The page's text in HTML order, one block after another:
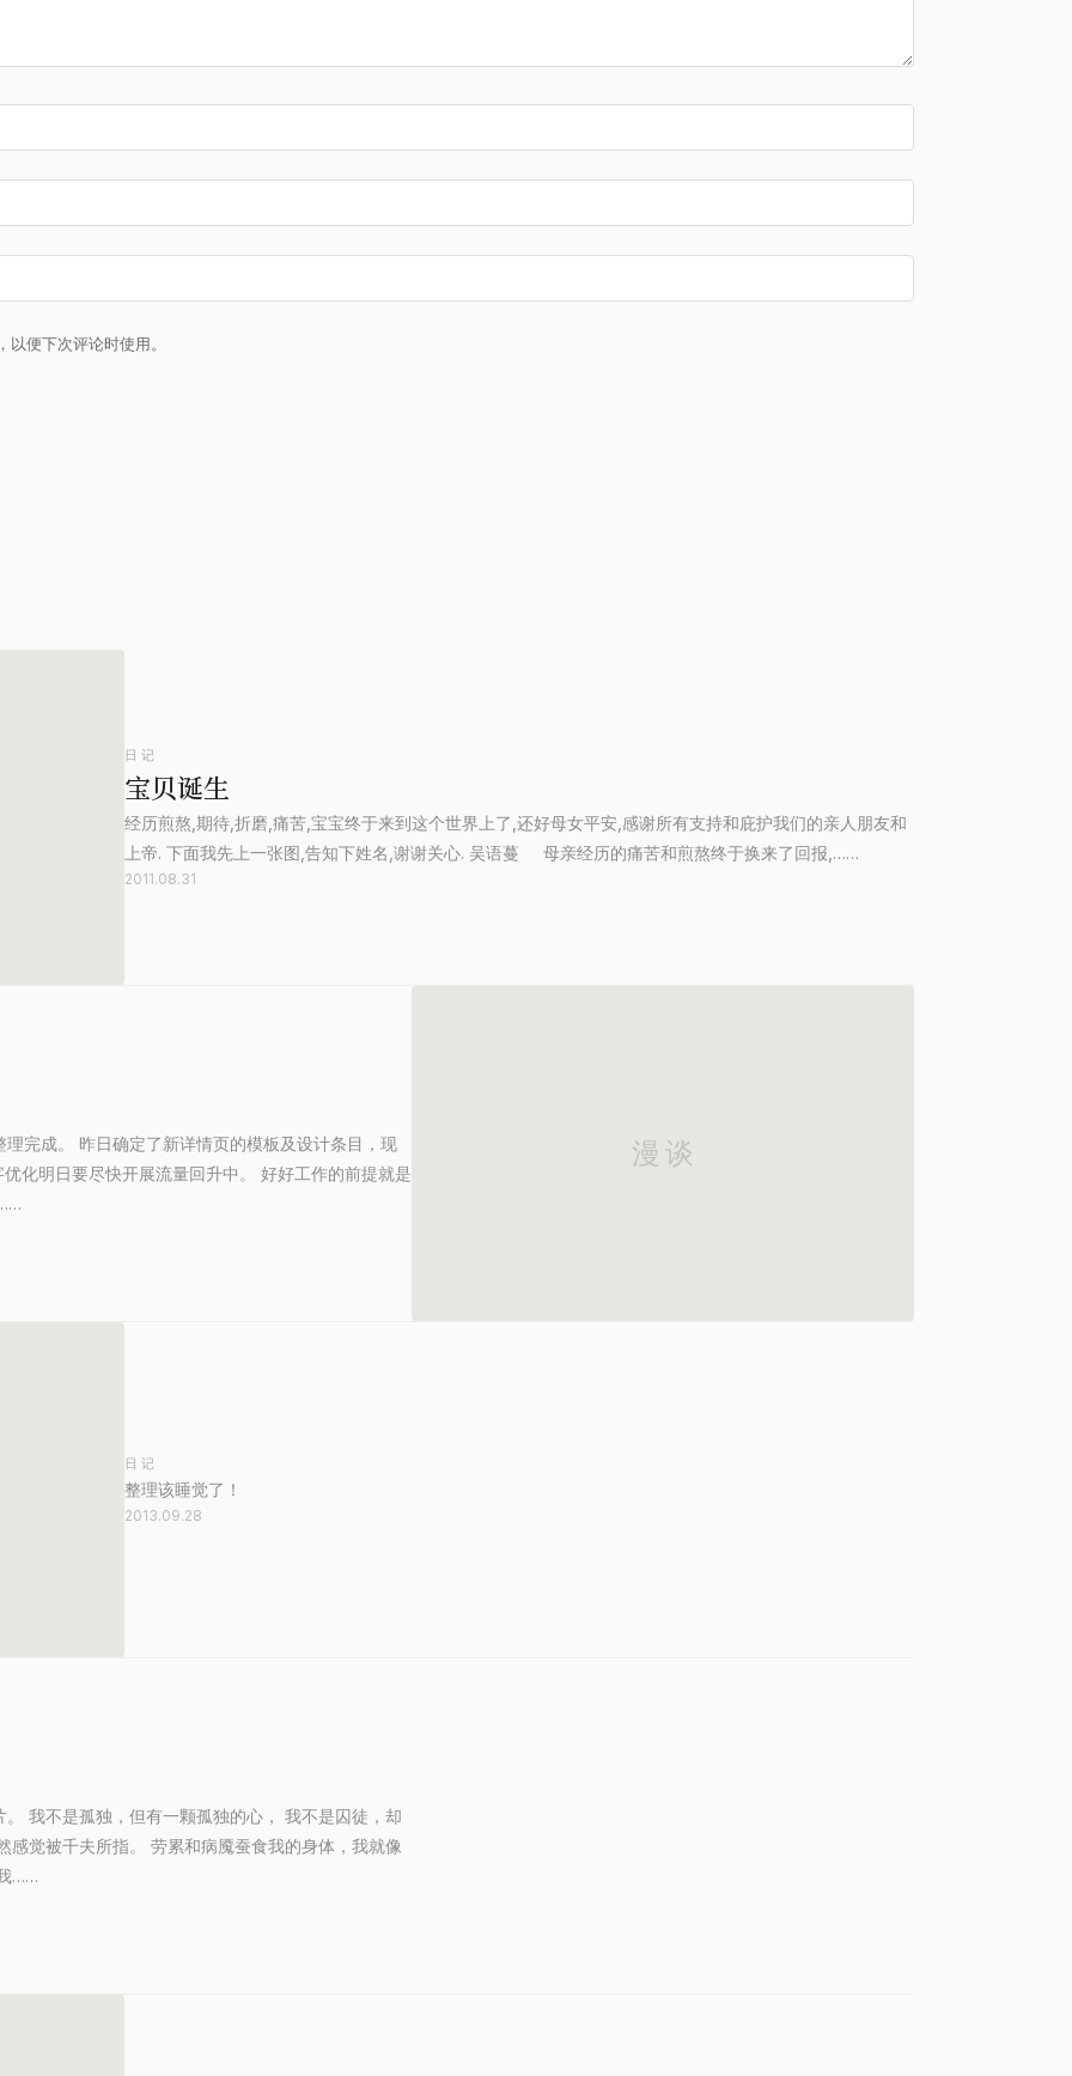
便下次评论时使用。
日记
宝贝诞生
经历煎熬,期待,折磨,痛苦,宝宝终于来到这个世界上了,还好母女平安,感谢所有支持和庇护我们的亲人朋友和
上帝. 下面我先上一张图,告知下姓名,谢谢关心. 吴语蔓 母亲经历的痛苦和煎熬终于换来了回报,……
2011.08.31
完成。 昨日确定了新详情页的模板及设计条目，现
化明日要尽快开展流量回升中。 好好工作的前提就是
日记
整理该睡觉了！
2013.09.28
我不是孤独，但有一颗孤独的心， 我不是囚徒，却
觉被千夫所指。 劳累和病魇蚕食我的身体，我就像
……